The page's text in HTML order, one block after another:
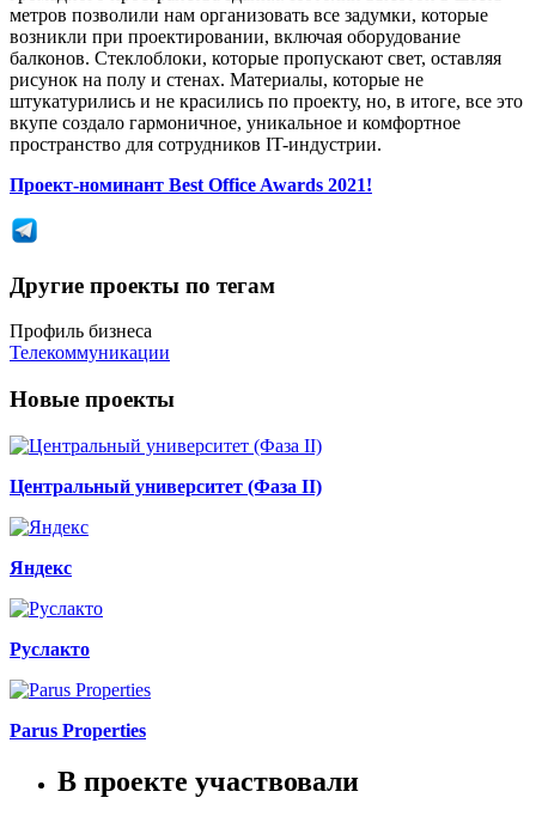
метров позволили нам организовать все задумки, которые
возникли при проектировании, включая оборудование
балконов. Стеклоблоки, которые пропускают свет, оставляя
рисунок на полу и стенах. Материалы, которые не
штукатурились и не красились по проекту, но, в итоге, все это
вкупе создало гармоничное, уникальное и комфортное
пространство для сотрудников IT-индустрии.
Проект-номинант Best Office Awards 2021!
Другие проекты по тегам
Профиль бизнеса
Телекоммуникации
Новые проекты
Центральный университет (Фаза II)
Яндекс
Руслакто
Parus Properties
В проекте участвовали